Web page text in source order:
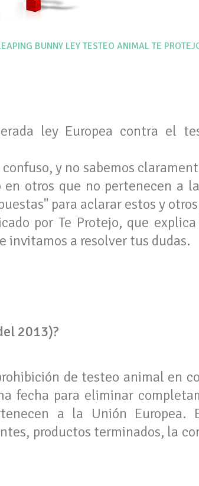
BUNNY LEY TESTEO ANIMAL TE
ley Europea contra el
y no sabemos
otros que no pertenecen a
para aclarar estos y
por Te Protejo, que
invitamos a resolver tus dudas.
2013)?
de testeo animal en
fecha para eliminar
a la Unión Europea.
productos terminados, la